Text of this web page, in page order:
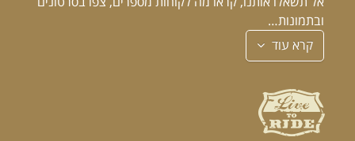
ובתמונות…
קרא עוד